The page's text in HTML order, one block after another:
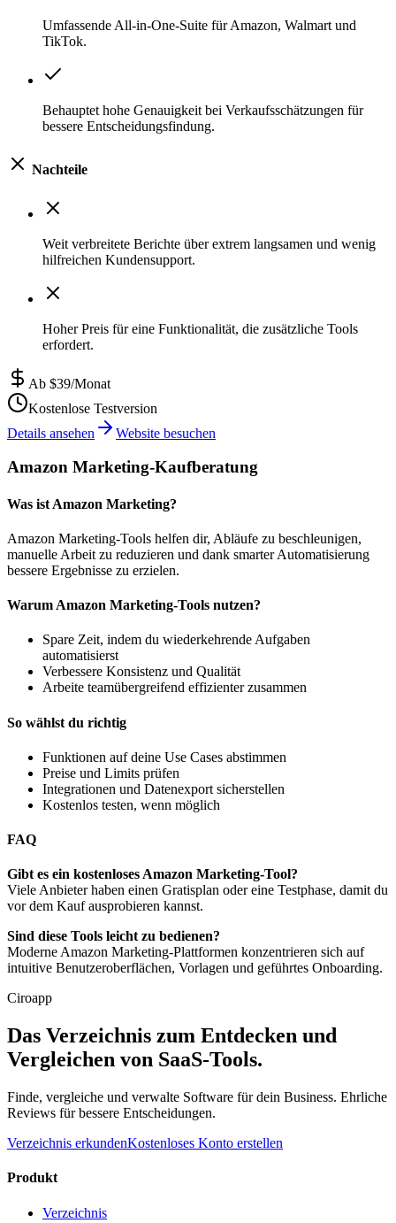
Umfassende All-in-One-Suite für Amazon, Walmart und
TikTok.
Behauptet hohe Genauigkeit bei Verkaufsschätzungen für
bessere Entscheidungsfindung.
Nachteile
Weit verbreitete Berichte über extrem langsamen und wenig
hilfreichen Kundensupport.
Hoher Preis für eine Funktionalität, die zusätzliche Tools
erfordert.
Ab $39/Monat
Kostenlose Testversion
Details ansehen
Website besuchen
Amazon Marketing-Kaufberatung
Was ist Amazon Marketing?
Amazon Marketing-Tools helfen dir, Abläufe zu beschleunigen,
manuelle Arbeit zu reduzieren und dank smarter Automatisierung
bessere Ergebnisse zu erzielen.
Warum Amazon Marketing-Tools nutzen?
Spare Zeit, indem du wiederkehrende Aufgaben
automatisierst
Verbessere Konsistenz und Qualität
Arbeite teamübergreifend effizienter zusammen
So wählst du richtig
Funktionen auf deine Use Cases abstimmen
Preise und Limits prüfen
Integrationen und Datenexport sicherstellen
Kostenlos testen, wenn möglich
FAQ
Gibt es ein kostenloses Amazon Marketing-Tool?
Viele Anbieter haben einen Gratisplan oder eine Testphase, damit du
vor dem Kauf ausprobieren kannst.
Sind diese Tools leicht zu bedienen?
Moderne Amazon Marketing-Plattformen konzentrieren sich auf
intuitive Benutzeroberflächen, Vorlagen und geführtes Onboarding.
Ciroapp
Das Verzeichnis zum Entdecken und
Vergleichen von SaaS-Tools.
Finde, vergleiche und verwalte Software für dein Business. Ehrliche
Reviews für bessere Entscheidungen.
Verzeichnis erkundenKostenloses Konto erstellen
Produkt
Verzeichnis